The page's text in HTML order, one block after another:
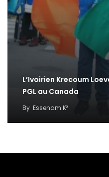
L’Ivoirien Krecoum
PGL au Canada
By Essenam K²